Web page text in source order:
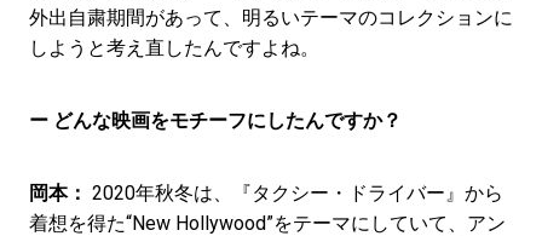
外出自粛期間があって、明るいテーマのコレクションに
しようと考え直したんですよね。
ー どんな映画をモチーフにしたんですか？
岡本： 2020年秋冬は、『タクシー・ドライバー』から
着想を得た“New Hollywood”をテーマにしていて、アン